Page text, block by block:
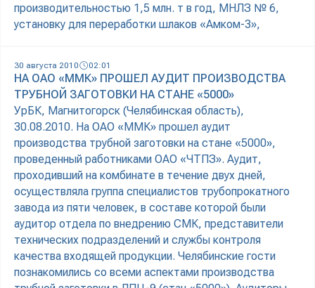
производительностью 1,5 млн. т в год, МНЛЗ № 6,
установку для переработки шлаков «Амком-3»,
30 августа 2010 02:01
НА ОАО «ММК» ПРОШЕЛ АУДИТ ПРОИЗВОДСТВА
ТРУБНОЙ ЗАГОТОВКИ НА СТАНЕ «5000»
УрБК, Магнитогорск (Челябинская область),
30.08.2010. На ОАО «ММК» прошел аудит
производства трубной заготовки на стане «5000»,
проведенный работниками ОАО «ЧТПЗ». Аудит,
проходивший на комбинате в течение двух дней,
осуществляла группа специалистов трубопрокатного
завода из пяти человек, в составе которой были
аудитор отдела по внедрению СМК, представители
технических подразделений и службы контроля
качества входящей продукции. Челябинские гости
познакомились со всеми аспектами производства